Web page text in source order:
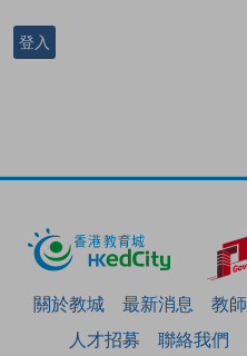
登入
關於教城 最新消息 教師
人才招募
聯絡我們